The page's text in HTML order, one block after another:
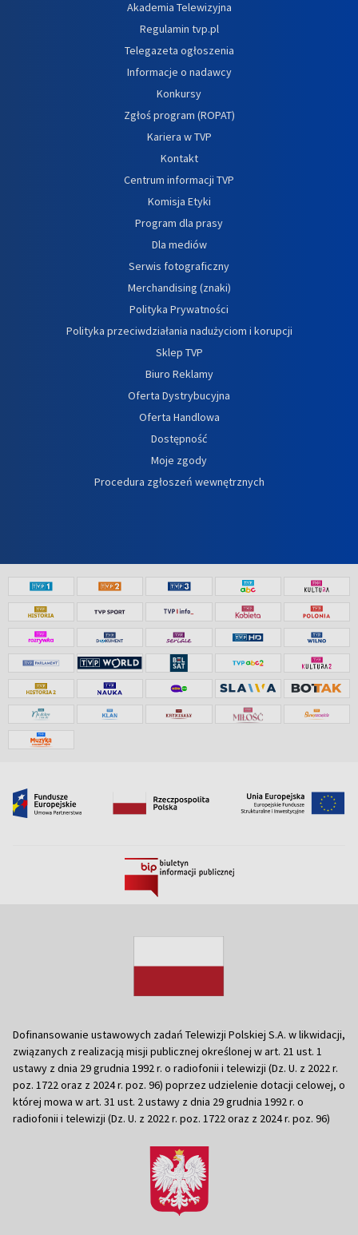
Akademia Telewizyjna
Regulamin tvp.pl
Telegazeta ogłoszenia
Informacje o nadawcy
Konkursy
Zgłoś program (ROPAT)
Kariera w TVP
Kontakt
Centrum informacji TVP
Komisja Etyki
Program dla prasy
Dla mediów
Serwis fotograficzny
Merchandising (znaki)
Polityka Prywatności
Polityka przeciwdziałania nadużyciom i korupcji
Sklep TVP
Biuro Reklamy
Oferta Dystrybucyjna
Oferta Handlowa
Dostępność
Moje zgody
Procedura zgłoszeń wewnętrznych
Dofinansowanie ustawowych zadań Telewizji Polskiej S.A. w likwidacji,
związanych z realizacją misji publicznej określonej w art. 21 ust. 1
ustawy z dnia 29 grudnia 1992 r. o radiofonii i telewizji (Dz. U. z 2022 r.
poz. 1722 oraz z 2024 r. poz. 96) poprzez udzielenie dotacji celowej, o
której mowa w art. 31 ust. 2 ustawy z dnia 29 grudnia 1992 r. o
radiofonii i telewizji (Dz. U. z 2022 r. poz. 1722 oraz z 2024 r. poz. 96)